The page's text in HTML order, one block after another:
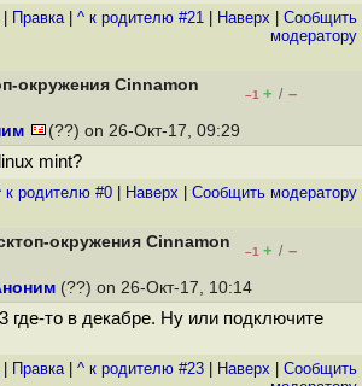
Правка| ^ к родителю #21 Наверх
Cообщить
модератору
окружения Cinnamon
–1 + / –
(??) on 26-Окт-17, 09:29
mint?
к родителю #0 Наверх Cообщить модератору
окружения Cinnamon
–1 + / –
(??) on 26-Окт-17, 10:14
где-то в декабре. Ну или подключите
Правка| ^ к родителю #23 Наверх
Cообщить